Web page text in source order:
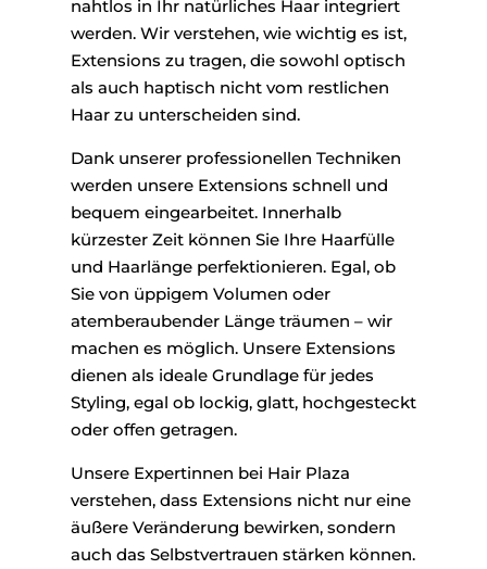
nahtlos in Ihr natürliches Haar integriert
werden. Wir verstehen, wie wichtig es ist,
Extensions zu tragen, die sowohl optisch
als auch haptisch nicht vom restlichen
Haar zu unterscheiden sind.
Dank unserer professionellen Techniken
werden unsere Extensions schnell und
bequem eingearbeitet. Innerhalb
kürzester Zeit können Sie Ihre Haarfülle
und Haarlänge perfektionieren. Egal, ob
Sie von üppigem Volumen oder
atemberaubender Länge träumen – wir
machen es möglich. Unsere Extensions
dienen als ideale Grundlage für jedes
Styling, egal ob lockig, glatt, hochgesteckt
oder offen getragen.
Unsere Expertinnen bei Hair Plaza
verstehen, dass Extensions nicht nur eine
äußere Veränderung bewirken, sondern
auch das Selbstvertrauen stärken können.